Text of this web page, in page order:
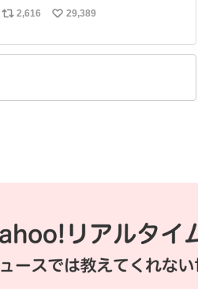
リ
ス
2,616
い
ね
29,389